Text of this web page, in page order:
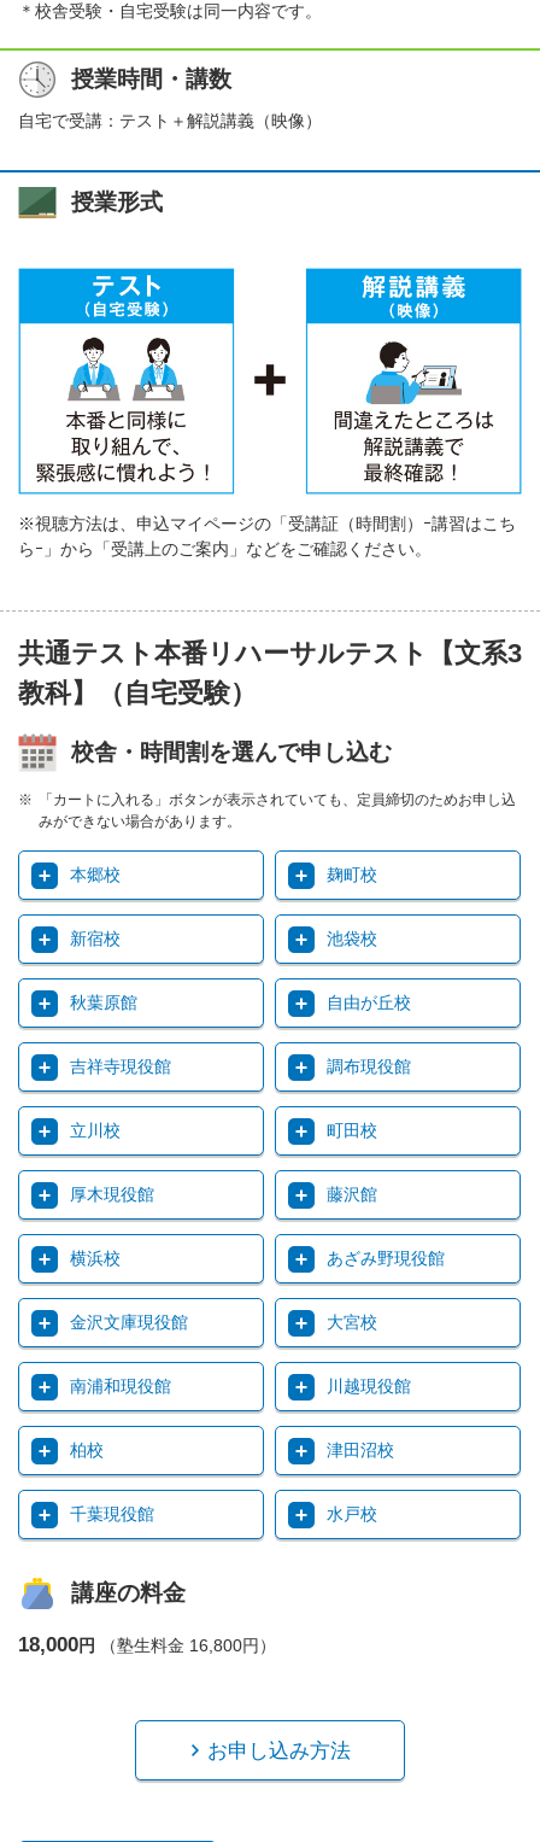
＊校舎受験・自宅受験は同一内容です。
授業時間・講数
自宅で受講：テスト＋解説講義（映像）
授業形式
※視聴方法は、申込マイページの「受講証（時間割）ｰ講習はこち
らｰ」から「受講上のご案内」などをご確認ください。
共通テスト本番リハーサルテスト【文系3
教科】（自宅受験）
校舎・時間割を選んで申し込む
「カートに入れる」ボタンが表示されていても、定員締切のためお申し込
みができない場合があります。
本郷校 麹町校
新宿校 池袋校
秋葉原館 自由が丘校
吉祥寺現役館 調布現役館
立川校 町田校
厚木現役館 藤沢館
横浜校 あざみ野現役館
金沢文庫現役館 大宮校
南浦和現役館 川越現役館
柏校 津田沼校
千葉現役館 水戸校
講座の料金
18,000円 （塾生料金 16,800円）
お申し込み方法